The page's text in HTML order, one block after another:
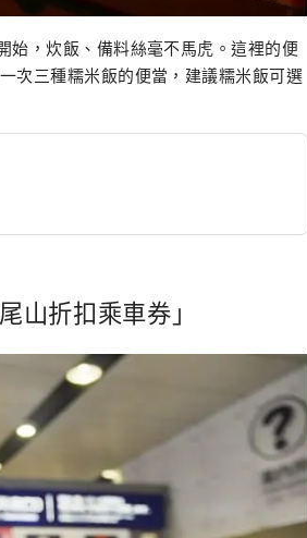
始，炊飯、備料絲毫不馬虎。這裡的便
次三種糯米飯的便當，建議糯米飯可選
山折扣乘車券」